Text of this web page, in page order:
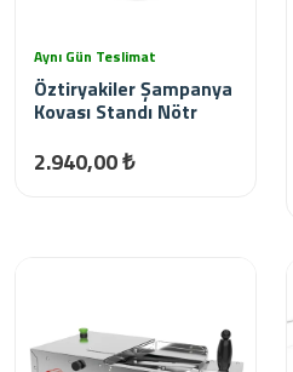
Aynı Gün Teslimat
Öztiryakiler Şampanya
Kovası Standı Nötr
2.940,00 ₺